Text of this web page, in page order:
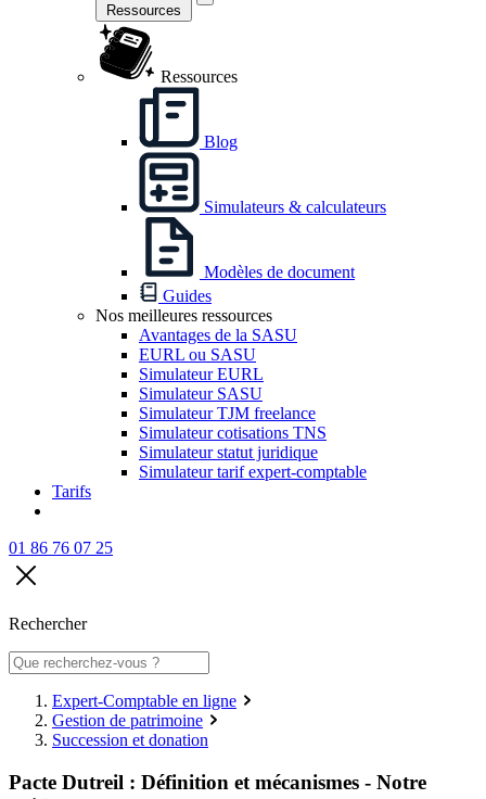
Ressources
Ressources
Blog
Simulateurs & calculateurs
Modèles de document
Guides
Nos meilleures ressources
Avantages de la SASU
EURL ou SASU
Simulateur EURL
Simulateur SASU
Simulateur TJM freelance
Simulateur cotisations TNS
Simulateur statut juridique
Simulateur tarif expert-comptable
Tarifs
01 86 76 07 25
Rechercher
Expert-Comptable en ligne
Gestion de patrimoine
Succession et donation
Pacte Dutreil : Définition et mécanismes - Notre